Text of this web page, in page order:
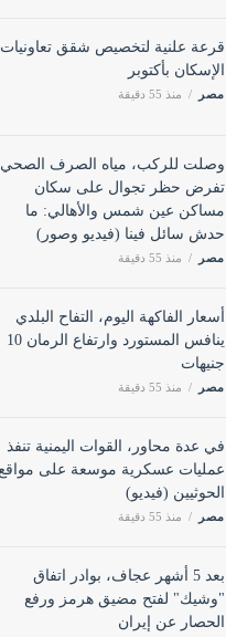
قرعة علنية لتخصيص شقق تعاونيات
الإسكان بأكتوبر
مصر منذ 55 دقيقة
وصلت للركب، مياه الصرف الصحي
تفرض حظر تجوال على سكان
مساكن عين شمس والأهالي: ما
حدش سائل فينا (فيديو وصور)
مصر منذ 55 دقيقة
أسعار الفاكهة اليوم، التفاح البلدي
ينافس المستورد وارتفاع الرمان 10
جنيهات
مصر منذ 55 دقيقة
في عدة محاور، القوات اليمنية تنفذ
عمليات عسكرية موسعة على
مواقع الحوثيين (فيديو)
مصر منذ 55 دقيقة
بعد 5 أشهر عجاف، بوادر اتفاق
"وشيك" لفتح مضيق هرمز ورفع
الحصار عن إيران